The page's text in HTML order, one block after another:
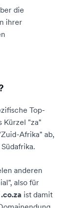
die
ihrer
Top-
Kürzel "za"
Afrika" ab,
anderen
also für
.co.za ist damit